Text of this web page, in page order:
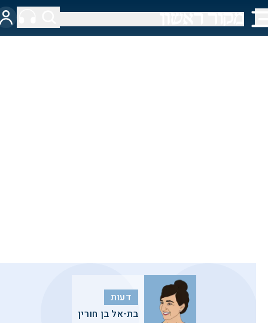
דעות
בת-אל בן חורין